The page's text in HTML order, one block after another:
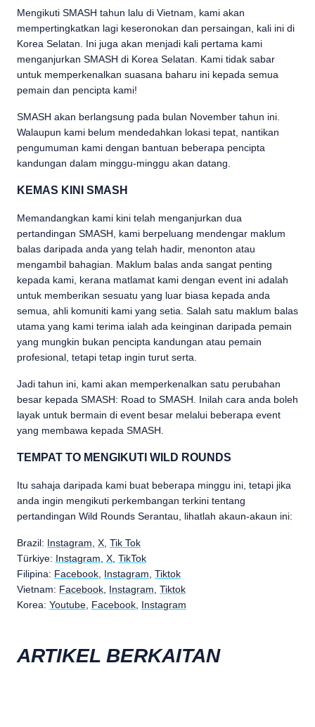
Mengikuti SMASH tahun lalu di Vietnam, kami akan
mempertingkatkan lagi keseronokan dan persaingan, kali ini di
Korea Selatan. Ini juga akan menjadi kali pertama kami
menganjurkan SMASH di Korea Selatan. Kami tidak sabar
untuk memperkenalkan suasana baharu ini kepada semua
pemain dan pencipta kami!
SMASH akan berlangsung pada bulan November tahun ini.
Walaupun kami belum mendedahkan lokasi tepat, nantikan
pengumuman kami dengan bantuan beberapa pencipta
kandungan dalam minggu-minggu akan datang.
KEMAS KINI SMASH
Memandangkan kami kini telah menganjurkan dua
pertandingan SMASH, kami berpeluang mendengar maklum
balas daripada anda yang telah hadir, menonton atau
mengambil bahagian. Maklum balas anda sangat penting
kepada kami, kerana matlamat kami dengan event ini adalah
untuk memberikan sesuatu yang luar biasa kepada anda
semua, ahli komuniti kami yang setia. Salah satu maklum balas
utama yang kami terima ialah ada keinginan daripada pemain
yang mungkin bukan pencipta kandungan atau pemain
profesional, tetapi tetap ingin turut serta.
Jadi tahun ini, kami akan memperkenalkan satu perubahan
besar kepada SMASH: Road to SMASH. Inilah cara anda boleh
layak untuk bermain di event besar melalui beberapa event
yang membawa kepada SMASH.
TEMPAT TO MENGIKUTI WILD ROUNDS
Itu sahaja daripada kami buat beberapa minggu ini, tetapi jika
anda ingin mengikuti perkembangan terkini tentang
pertandingan Wild Rounds Serantau, lihatlah akaun-akaun ini:
Brazil: Instagram X Tik Tok
Türkiye: Instagram X TikTok
Filipina: Facebook Instagram Tiktok
Vietnam: Facebook Instagram Tiktok
Korea: Youtube Facebook Instagram
ARTIKEL BERKAITAN